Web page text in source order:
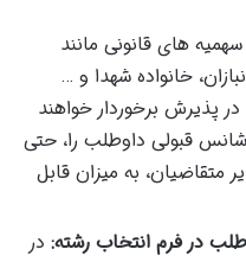
های قانونی مانند
خانواده شهدا و …
پذیرش برخوردار خواهند
قبولی داوطلب را، حتی
متقاضیان، به میزان قابل
در فرم انتخاب رشته: در